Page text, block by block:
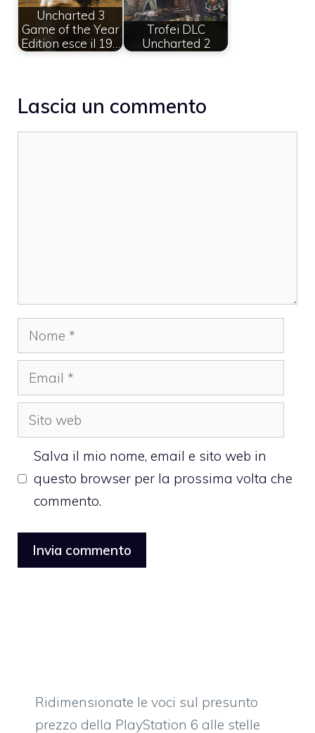
Uncharted 3
Game of the Year
Edition esce il 19…
Trofei DLC
Uncharted 2
Lascia un commento
Nome
Email
Sito
web
Salva il mio nome, email e sito web in
questo browser per la prossima volta che
commento.
Ridimensionate le voci sul presunto
prezzo della PlayStation 6 alle stelle